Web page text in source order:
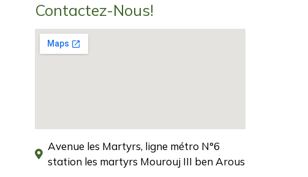
Contactez-Nous!
Avenue les Martyrs, ligne métro N°6
station les martyrs Mourouj III ben Arous